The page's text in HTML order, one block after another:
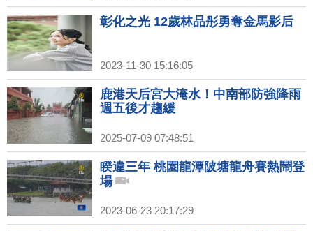
彰化之光 12歲林品彤勇奪金馬影后
2023-11-30 15:16:05
鹿港天后宮大淹水！中南部防強降雨
週五後才趨緩
2025-07-09 07:48:51
睽違三年 桃園龍潭陂塘龍舟賽熱鬧登
場
2023-06-23 20:17:29